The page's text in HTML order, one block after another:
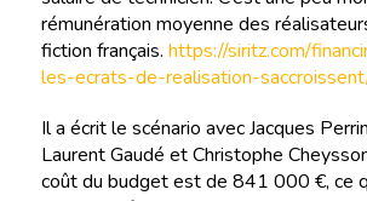
rémunération moyenne des
fiction français. https://siritz.com/
les-ecrats-de-realisation-
Il a écrit le scénario avec Jacques
Laurent Gaudé et Christophe
coût du budget est de 841 000 €, ce